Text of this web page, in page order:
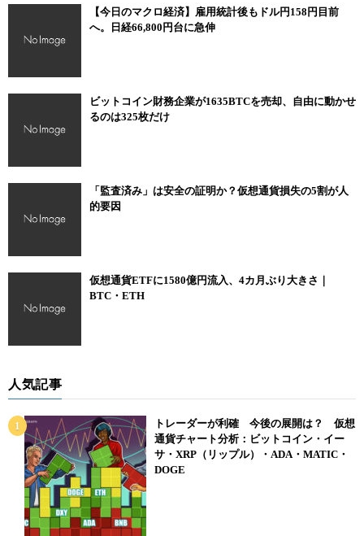
【今日のマクロ経済】雇用統計後もドル円158円目前
へ。日経66,800円台に急伸
ビットコイン財務企業が1635BTCを売却、自由に動かせ
るのは325枚だけ
「監査済み」は安全の証明か？仮想通貨損失の5割が人
的要因
仮想通貨ETFに1580億円流入、4カ月ぶり大きさ｜
BTC・ETH
人気記事
トレーダーが利確 今後の展開は？ 仮想
通貨チャート分析：ビットコイン・イー
サ・XRP（リップル）・ADA・MATIC・
DOGE